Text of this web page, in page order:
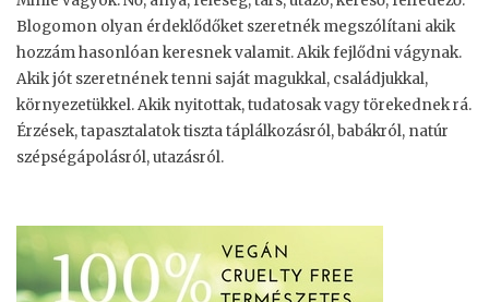
Blogomon olyan érdeklődőket szeretnék megszólítani akik
hozzám hasonlóan keresnek valamit. Akik fejlődni vágynak.
Akik jót szeretnének tenni saját magukkal, családjukkal,
környezetükkel. Akik nyitottak, tudatosak vagy törekednek rá.
Érzések, tapasztalatok tiszta táplálkozásról, babákról, natúr
szépségápolásról, utazásról.